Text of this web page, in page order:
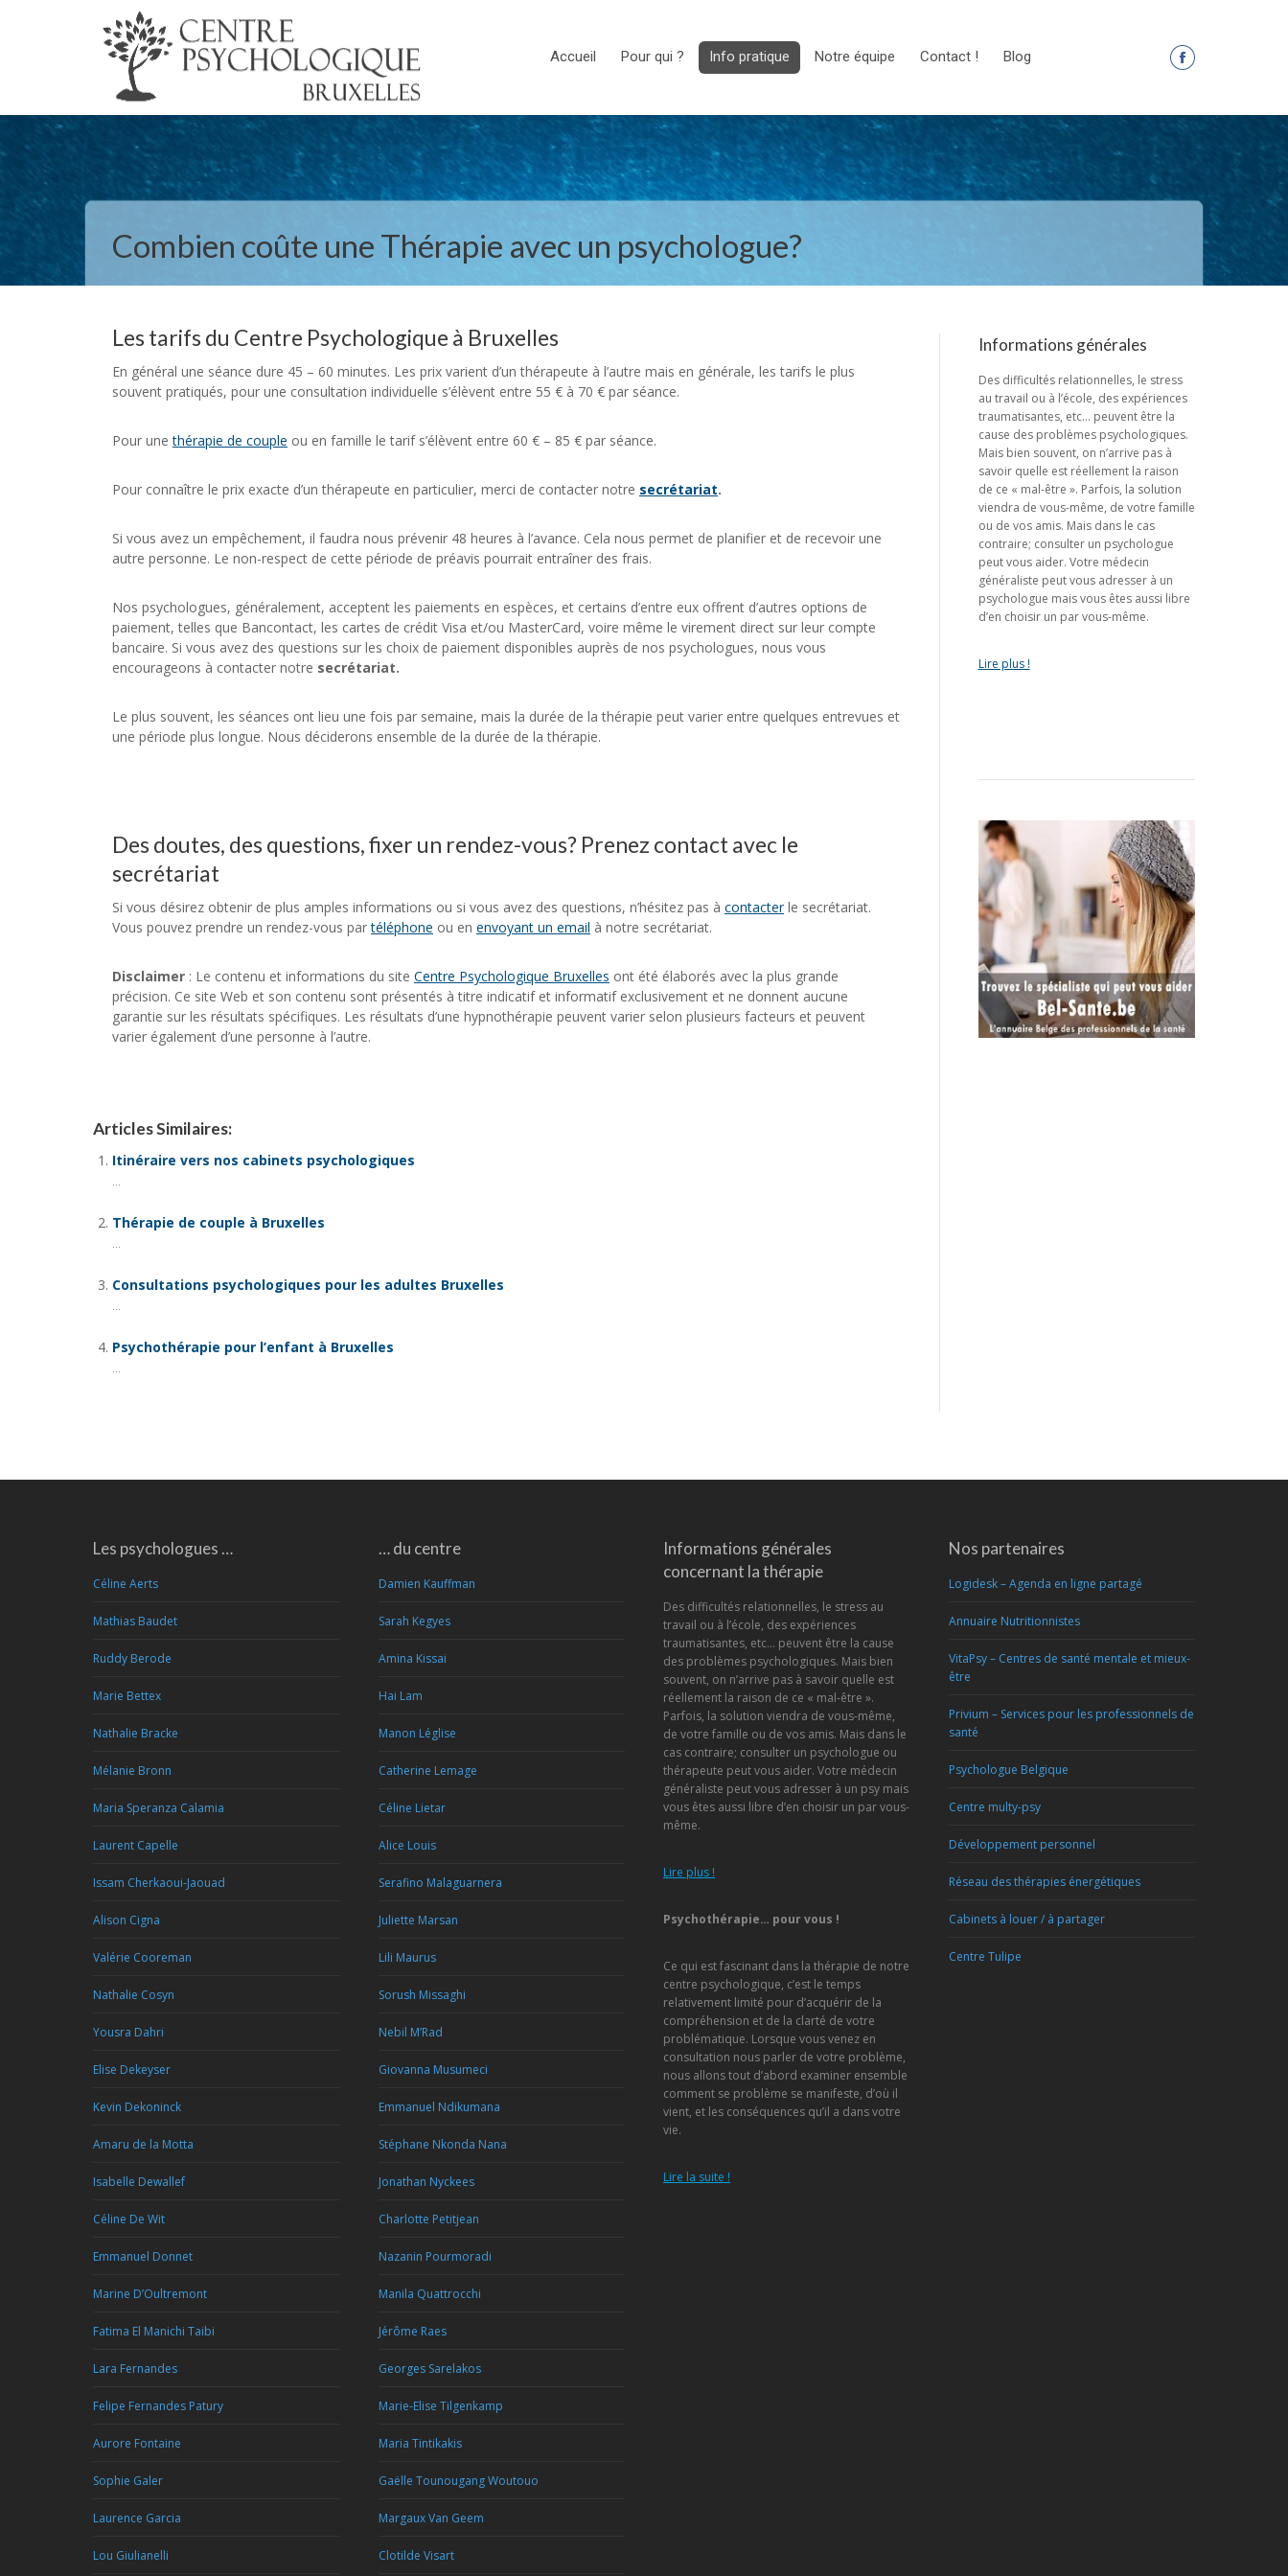
Accueil Pour qui ? Info pratique Notre équipe Contact ! Blog
La
Facebook
s'ouvre
une
nouvelle
fenêtre
Combien coûte une Thérapie avec un psychologue?
Les tarifs du Centre Psychologique à Bruxelles
En général une séance dure 45 – 60 minutes. Les prix varient d’un thérapeute à l’autre mais en générale, les tarifs le plus
souvent pratiqués, pour une consultation individuelle s’élèvent entre 55 € à 70 € par séance.
Pour unethérapie de couple ou en famille le tarif s’élèvent entre 60 € – 85 € par séance.
Pour connaître le prix exacte d’un thérapeute en particulier, merci de contacter notre secrétariat.
Si vous avez un empêchement, il faudra nous prévenir 48 heures à l’avance. Cela nous permet de planifier et de recevoir une
autre personne. Le non-respect de cette période de préavis pourrait entraîner des frais.
Nos psychologues, généralement, acceptent les paiements en espèces, et certains d’entre eux offrent d’autres options de
paiement, telles que Bancontact, les cartes de crédit Visa et/ou MasterCard, voire même le virement direct sur leur compte
bancaire. Si vous avez des questions sur les choix de paiement disponibles auprès de nos psychologues, nous vous
encourageons à contacter notre secrétariat.
Le plus souvent, les séances ont lieu une fois par semaine, mais la durée de la thérapie peut varier entre quelques entrevues et
une période plus longue. Nous déciderons ensemble de la durée de la thérapie.
Des doutes, des questions, fixer un rendez-vous? Prenez contact avec le
secrétariat
Si vous désirez obtenir de plus amples informations ou si vous avez des questions, n’hésitez pas à contacterle secrétariat.
Vous pouvez prendre un rendez-vous partéléphone ou en envoyant un email à notre secrétariat.
Disclaimer : Le contenu et informations du site Centre Psychologique Bruxelles ont été élaborés avec la plus grande
précision. Ce site Web et son contenu sont présentés à titre indicatif et informatif exclusivement et ne donnent aucune
garantie sur les résultats spécifiques. Les résultats d’une hypnothérapie peuvent varier selon plusieurs facteurs et peuvent
varier également d’une personne à l’autre.
Articles Similaires:
Itinéraire vers nos cabinets psychologiques
...
Thérapie de couple à Bruxelles
...
Consultations psychologiques pour les adultes Bruxelles
...
Psychothérapie pour l’enfant à Bruxelles
...
Informations générales
Des difficultés relationnelles, le stress
au travail ou à l’école, des expériences
traumatisantes, etc… peuvent être la
cause des problèmes psychologiques.
Mais bien souvent, on n’arrive pas à
savoir quelle est réellement la raison
de ce « mal-être ». Parfois, la solution
viendra de vous-même, de votre famille
ou de vos amis. Mais dans le cas
contraire; consulter un psychologue
peut vous aider. Votre médecin
généraliste peut vous adresser à un
psychologue mais vous êtes aussi libre
d’en choisir un par vous-même.
Lire plus !
Les psychologues …
Céline Aerts
Mathias Baudet
Ruddy Berode
Marie Bettex
Nathalie Bracke
Mélanie Bronn
Maria Speranza Calamia
Laurent Capelle
Issam Cherkaoui-Jaouad
Alison Cigna
Valérie Cooreman
Nathalie Cosyn
Yousra Dahri
Elise Dekeyser
Kevin Dekoninck
Amaru de la Motta
Isabelle Dewallef
Céline De Wit
Emmanuel Donnet
Marine D’Oultremont
Fatima El Manichi Taibi
Lara Fernandes
Felipe Fernandes Patury
Aurore Fontaine
Sophie Galer
Laurence Garcia
Lou Giulianelli
… du centre
Damien Kauffman
Sarah Kegyes
Amina Kissai
Hai Lam
Manon Léglise
Catherine Lemage
Céline Lietar
Alice Louis
Serafino Malaguarnera
Juliette Marsan
Lili Maurus
Sorush Missaghi
Nebil M’Rad
Giovanna Musumeci
Emmanuel Ndikumana
Stéphane Nkonda Nana
Jonathan Nyckees
Charlotte Petitjean
Nazanin Pourmoradi
Manila Quattrocchi
Jérôme Raes
Georges Sarelakos
Marie-Elise Tilgenkamp
Maria Tintikakis
Gaëlle Tounougang Woutouo
Margaux Van Geem
Clotilde Visart
Informations générales
concernant la thérapie
Des difficultés relationnelles, le stress au
travail ou à l’école, des expériences
traumatisantes, etc… peuvent être la cause
des problèmes psychologiques. Mais bien
souvent, on n’arrive pas à savoir quelle est
réellement la raison de ce « mal-être ».
Parfois, la solution viendra de vous-même,
de votre famille ou de vos amis. Mais dans le
cas contraire; consulter un psychologue ou
thérapeute peut vous aider. Votre médecin
généraliste peut vous adresser à un psy mais
vous êtes aussi libre d’en choisir un par vous-
même.
Lire plus !
Psychothérapie… pour vous !
Ce qui est fascinant dans la thérapie de notre
centre psychologique, c’est le temps
relativement limité pour d’acquérir de la
compréhension et de la clarté de votre
problématique. Lorsque vous venez en
consultation nous parler de votre problème,
nous allons tout d’abord examiner ensemble
comment se problème se manifeste, d’où il
vient, et les conséquences qu’il a dans votre
vie.
Lire la suite !
Nos partenaires
Logidesk – Agenda en ligne partagé
Annuaire Nutritionnistes
VitaPsy – Centres de santé mentale et mieux-
être
Privium – Services pour les professionnels de
santé
Psychologue Belgique
Centre multy-psy
Développement personnel
Réseau des thérapies énergétiques
Cabinets à louer / à partager
Centre Tulipe